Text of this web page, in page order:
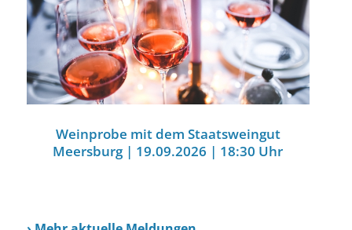
Weinprobe mit dem Staatsweingut
Meersburg | 19.09.2026 | 18:30 Uhr